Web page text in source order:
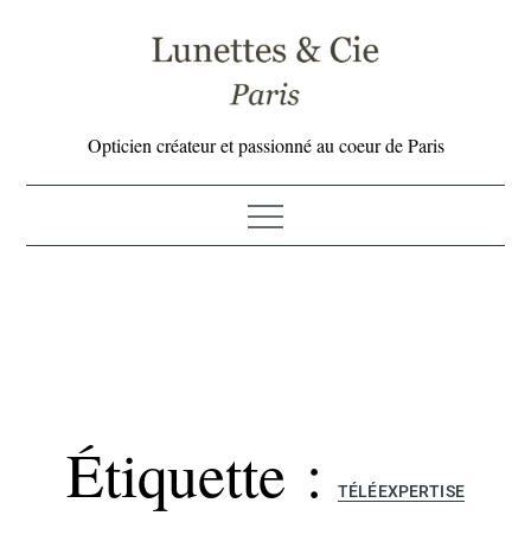
Opticien créateur et passionné au coeur de Paris
Étiquette :TÉLÉEXPERTISE